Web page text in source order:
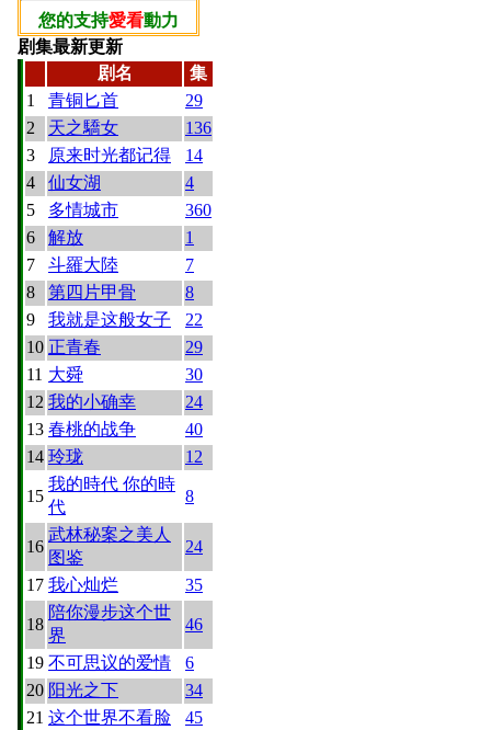
您的支持愛看動力
剧集最新更新
剧名
集
1
青铜匕首
29
2
天之驕女
136
3
原来时光都记得
14
4
仙女湖
4
5
多情城市
360
6
解放
1
7
斗羅大陸
7
8
第四片甲骨
8
9
我就是这般女子
22
10 正青春
29
11 大舜
30
12 我的小确幸
24
13 春桃的战争
40
14 玲珑 12
15
我的時代 你的時
代
8
16
武林秘案之美人
图鉴
24
17 我心灿烂 35
18
陪你漫步这个世
界
46
19 不可思议的爱情
6
20 阳光之下
34
21 这个世界不看脸
45